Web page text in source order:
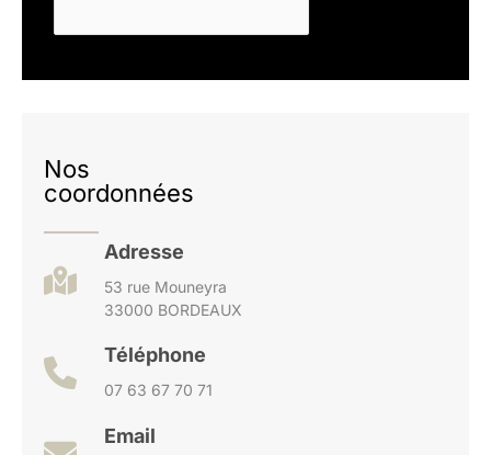
Nos
coordonnées
Adresse
53 rue Mouneyra
33000 BORDEAUX
Téléphone
07 63 67 70 71
Email